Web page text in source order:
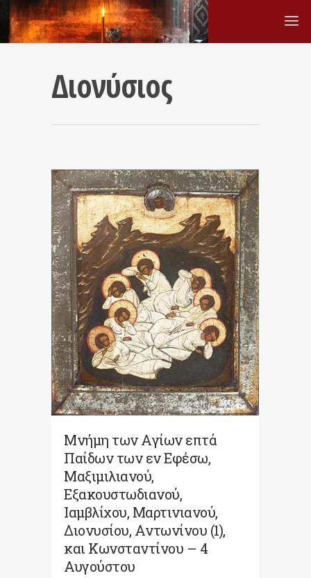
Διονύσιος
Μνήμη των Aγίων επτά
Παίδων των εν Eφέσω,
Mαξιμιλιανού,
Eξακουστωδιανού,
Iαμβλίχου, Mαρτινιανού,
Διονυσίου, Aντωνίνου (1),
και Kωνσταντίνου – 4
Αυγούστου